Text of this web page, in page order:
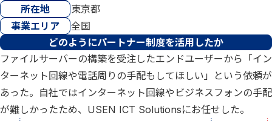
所在地
東京都
事業エリア
全国
どのようにパートナー制度を活用したか
ファイルサーバーの構築を受注したエンドユーザーから「イン
ターネット回線や電話周りの手配もしてほしい」という依頼が
あった。自社ではインターネット回線やビジネスフォンの手配
が難しかったため、USEN ICT Solutionsにお任せした。